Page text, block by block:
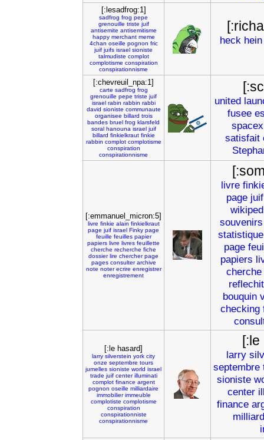
[:lesadfrog:1]
sadfrog frog pepe
grenouille triste juif
antisemite antisemitisme
happy merchant meme
4chan oseille pognon fric
juif juifs israel sioniste
talmudiste complot
complotisme conspiration
conspirationnisme
heck hein
[:chevreuil_npa:1]
carte sadfrog frog
grenouille pepe triste juif
israel rabin rabbin rabbi
david sioniste communaute
organisee billard trois
bandes bruel frog klarsfeld
soral hanouna israel juif
billard finkielkraut finkie
rabbin complot complotisme
conspiration
conspirationnisme
united
fusee
spacex
satisfait
[:emmanuel_micron:5]
livre finkie alain finkielkraut
page juif israel Finky page
feuille feuilles papier
papiers livre livres feuillette
cherche recherche fiche
dossier lire chercher page
pages consulter archive
note noter ecrire enregistrer
enregistrement
livre
page juif
souvenirs
statistique
page
papiers
cherche
reflechit
bouquin
checking
[:le hasard]
larry silverstein york city
onze septembre tours
jumelles sioniste world israel
trade juif center illuminati
complot finance argent
pognon oseille milliardaire
immobilier immeuble
complotiste complotisme
conspiration
conspirationniste
conspirationnisme
[:le
larry
septembre
sioniste
center
finance